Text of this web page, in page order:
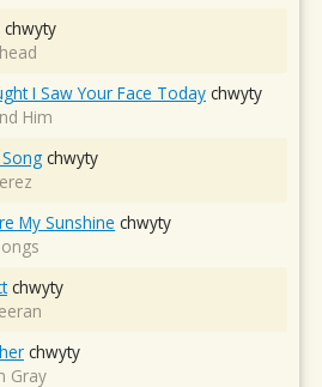
chwyty
I Saw Your Face Today chwyty
Him
chwyty
My Sunshine chwyty
chwyty
chwyty
Gray